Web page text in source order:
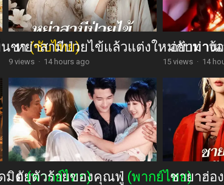
นชา(ซับไทย)
หย่าสามีป่วยไข้แล้วแต่งใหม่กับท่าน
9 views · 14 hours ago
อย่ามาง้
15 views · 14
มิด(พากย์ไทย)
ยัยตัวร้ายของคุณฟู่ (พากย์ไทย)ชายาฮ่อ